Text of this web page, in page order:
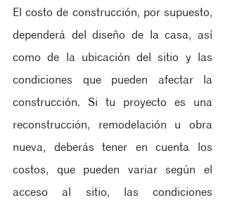
El costo de construcción, por supuesto,
dependerá del diseño de la casa, así
como de la ubicación del sitio y las
condiciones que pueden afectar la
construcción. Si tu proyecto es una
reconstrucción, remodelación u obra
nueva, deberás tener en cuenta los
costos, que pueden variar según el
acceso al sitio, las condiciones